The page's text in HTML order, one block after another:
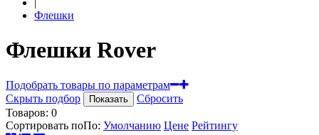
|
Флешки
Флешки Rover
Подобрать товары по параметрам
Скрыть подбор
Показать
Сбросить
Товаров: 0
Сортировать поПо: Умолчанию Цене Рейтингу